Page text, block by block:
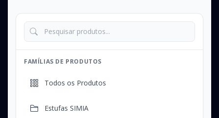
FAMÍLIAS DE PRODUTOS
Todos os Produtos
Estufas SIMIA